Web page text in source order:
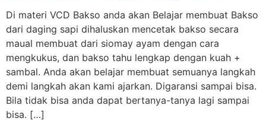
Di materi VCD Bakso anda akan Belajar membuat Bakso
dari daging sapi dihaluskan mencetak bakso secara
maual membuat dari siomay ayam dengan cara
mengkukus, dan bakso tahu lengkap dengan kuah +
sambal. Anda akan belajar membuat semuanya langkah
demi langkah akan kami ajarkan. Digaransi sampai bisa.
Bila tidak bisa anda dapat bertanya-tanya lagi sampai
bisa. […]